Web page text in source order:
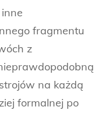
fragmentu
z
na każdą
formalnej po